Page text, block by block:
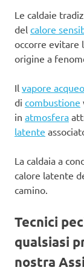
Le caldaie
del calore
occorre evitare
origine a
Il vapore acqueo
di combustione
in atmosfera
latente
La caldaia a
calore latente
camino.
Tecnici
qualsiasi
nostra